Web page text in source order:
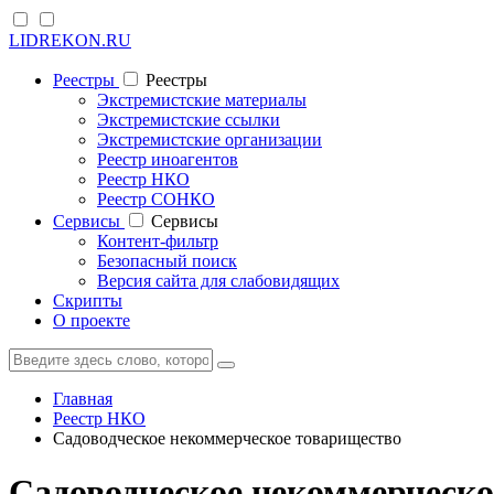
LIDREKON.RU
Реестры
Реестры
Экстремистские материалы
Экстремистские ссылки
Экстремистские организации
Реестр иноагентов
Реестр НКО
Реестр СОНКО
Cервисы
Cервисы
Контент-фильтр
Безопасный поиск
Версия сайта для слабовидящих
Скрипты
О проекте
Главная
Реестр НКО
Садоводческое некоммерческое товарищество